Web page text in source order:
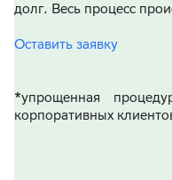
долг. Весь процесс
Оставить заявку
*упрощенная
корпоративных